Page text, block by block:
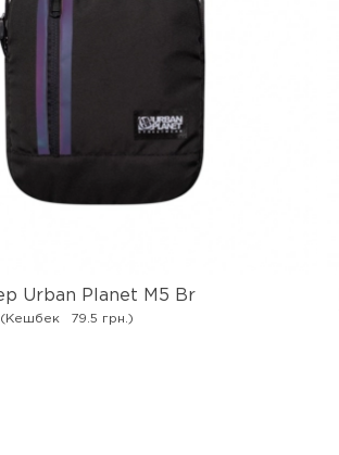
Urban Planet M5 Br
(Кешбек 79.5 грн.)